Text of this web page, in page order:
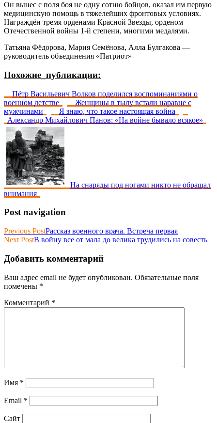
Он вынес с поля боя не одну сотню бойцов, оказал им первую
медицинскую помощь в тяжелейших фронтовых условиях.
Награждён тремя орденами Красной Звезды, орденом
Отечественной войны 1-й степени, многими медалями.
Татьяна Фёдорова, Мария Семёнова, Алла Булгакова —
руководитель объединения «Патриот»
Похожие_публикации:
Пётр Васильевич Волков поделился воспоминаниями о
военном детстве
Женщины в тылу встали наравне с
мужчинами
Я знаю, что такое настоящая война
Александр Михайлович Панов: «На войне бывало всякое»
На снаряды под ногами никто не обращал
внимания
Post navigation
Previous PostРассказ военного врача. Встреча первая
Next PostВ войну все от мала до велика трудились на совесть
Добавить комментарий
Ваш адрес email не будет опубликован. Обязательные поля
помечены *
Комментарий *
Имя *
Email *
Сайт